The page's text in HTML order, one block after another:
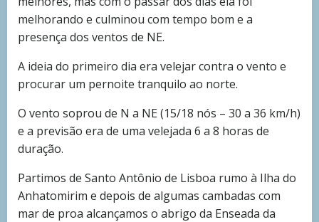
melhorando e culminou com tempo bom e a
presença dos ventos de NE.
A ideia do primeiro dia era velejar contra o vento e
procurar um pernoite tranquilo ao norte.
O vento soprou de N a NE (15/18 nós – 30 a 36 km/h)
e a previsão era de uma velejada 6 a 8 horas de
duração.
Partimos de Santo Antônio de Lisboa rumo à Ilha do
Anhatomirim e depois de algumas cambadas com
mar de proa alcançamos o abrigo da Enseada da